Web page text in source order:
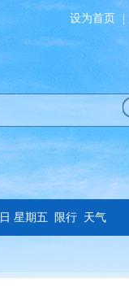
设为首页